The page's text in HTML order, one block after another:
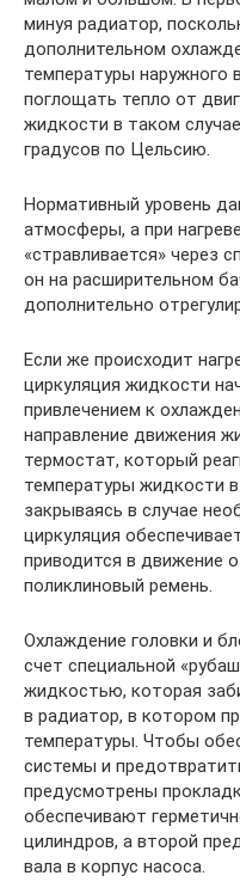
минуя радиатор,
дополнительном
температуры наружного
поглощать тепло от
жидкости в таком
градусов по Цельсию.
Нормативный уровень
атмосферы, а при
«стравливается» через
он на расширительном
дополнительно
Если же происходит
циркуляция жидкости
привлечением к
направление движения
термостат, который
температуры жидкости
закрываясь в случае
циркуляция
приводится в движение
поликлиновый ремень.
Охлаждение головки и
счет специальной
жидкостью, которая
в радиатор, в котором
температуры. Чтобы
системы и
предусмотрены
обеспечивают
цилиндров, а второй
вала в корпус насоса.